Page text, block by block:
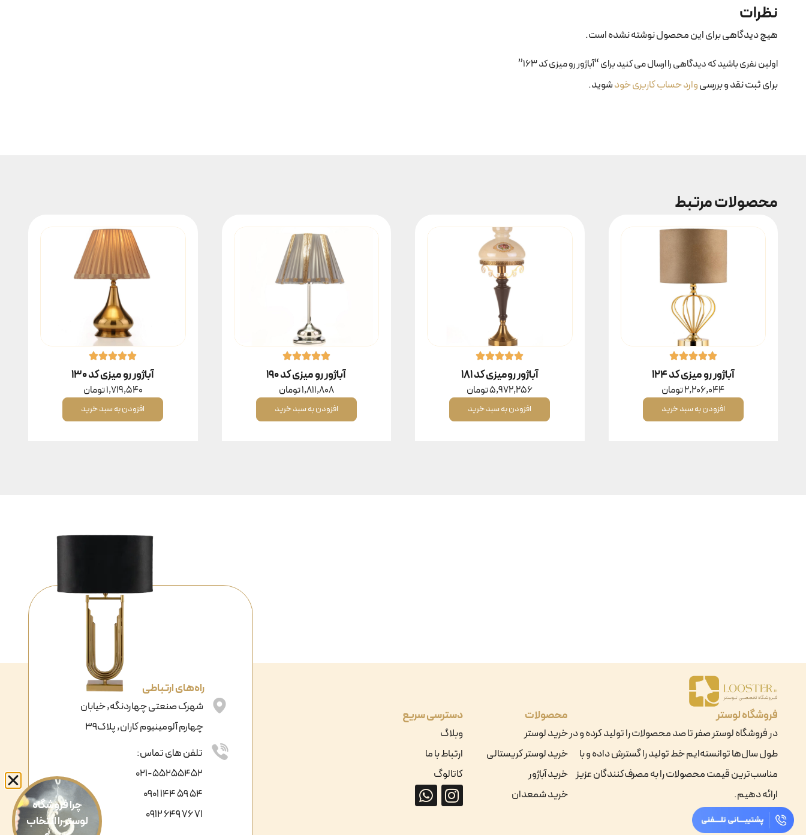
نظرات
هیچ دیدگاهی برای این محصول نوشته نشده است.
اولین نفری باشید که دیدگاهی را ارسال می کنید برای “آباژور رو میزی کد ۱۶۳”
برای ثبت نقد و بررسیوارد حساب کاربری خودشوید.
محصولات مرتبط
آباژور رو میزی کد ۱۲۴
2,206,044تومان
افزودن به سبد خرید
آباژور رومیزی کد ۱۸۱
5,972,256تومان
افزودن به سبد خرید
آباژور رو میزی کد ۱۹۰
1,811,808تومان
افزودن به سبد خرید
آباژور رو میزی کد ۱۳۰
1,719,540تومان
افزودن به سبد خرید
فروشگاه لوستر
در فروشگاه لوستر صفر تا صد محصولات را تولید کرده و در
طول سال‌ها توانسته‌ایم خط تولید را گسترش داده و با
مناسب‌ترین قیمت محصولات را به مصرف‌کنندگان عزیز
ارائه دهیم.
محصولات
خرید لوستر
خرید لوستر کریستالی
خرید آباژور
خرید شمعدان
دسترسی سریع
وبلاگ
ارتباط با ما
کاتالوگ
راه‌های ارتباطی
شهرک صنعتی چهاردنگه, خیابان
چهارم آلومینیوم کاران, پلاک39
تلفن های تماس:
021-55255452
54 59 144 0901
71 76 649 0912
چرا فروشگاه
لوستر را انتخاب